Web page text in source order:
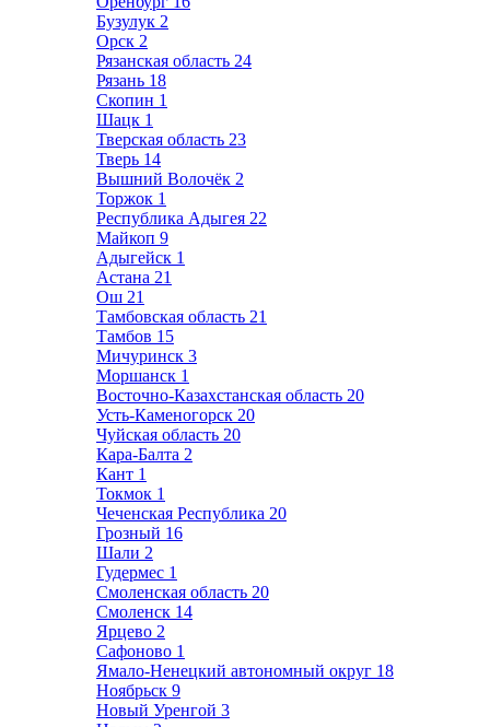
Бузулук 2
Орск 2
Рязанская область 24
Рязань 18
Скопин 1
Шацк 1
Тверская область 23
Тверь 14
Вышний Волочёк 2
Торжок 1
Республика Адыгея 22
Майкоп 9
Адыгейск 1
Астана 21
Ош 21
Тамбовская область 21
Тамбов 15
Мичуринск 3
Моршанск 1
Восточно-Казахстанская область 20
Усть-Каменогорск 20
Чуйская область 20
Кара-Балта 2
Кант 1
Токмок 1
Чеченская Республика 20
Грозный 16
Шали 2
Гудермес 1
Смоленская область 20
Смоленск 14
Ярцево 2
Сафоново 1
Ямало-Ненецкий автономный округ 18
Ноябрьск 9
Новый Уренгой 3